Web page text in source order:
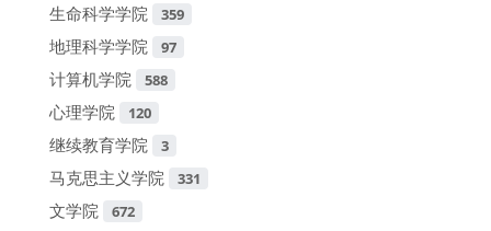
生命科学学院 359
地理科学学院 97
计算机学院 588
心理学院 120
继续教育学院 3
马克思主义学院 331
文学院 672